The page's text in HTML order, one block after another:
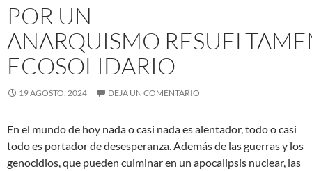
POR UN
ANARQUISMO
ECOSOLIDARIO
19 AGOSTO, 2024 DEJA UN COMENTARIO
En el mundo de hoy nada o casi nada es alentador, todo o casi
todo es portador de desesperanza. Además de las guerras y los
genocidios, que pueden culminar en un apocalipsis nuclear, las